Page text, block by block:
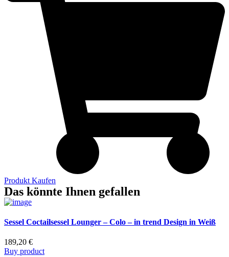
Produkt Kaufen
Das könnte Ihnen gefallen
Sessel Coctailsessel Lounger – Colo – in trend Design in Weiß
189,20 €
Buy product